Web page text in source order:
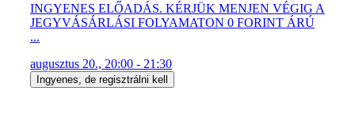
INGYENES ELŐADÁS. KÉRJÜK MENJEN VÉGIG A
JEGYVÁSÁRLÁSI FOLYAMATON 0 FORINT ÁRÚ
...
augusztus 20., 20:00 - 21:30
Ingyenes, de regisztrálni kell